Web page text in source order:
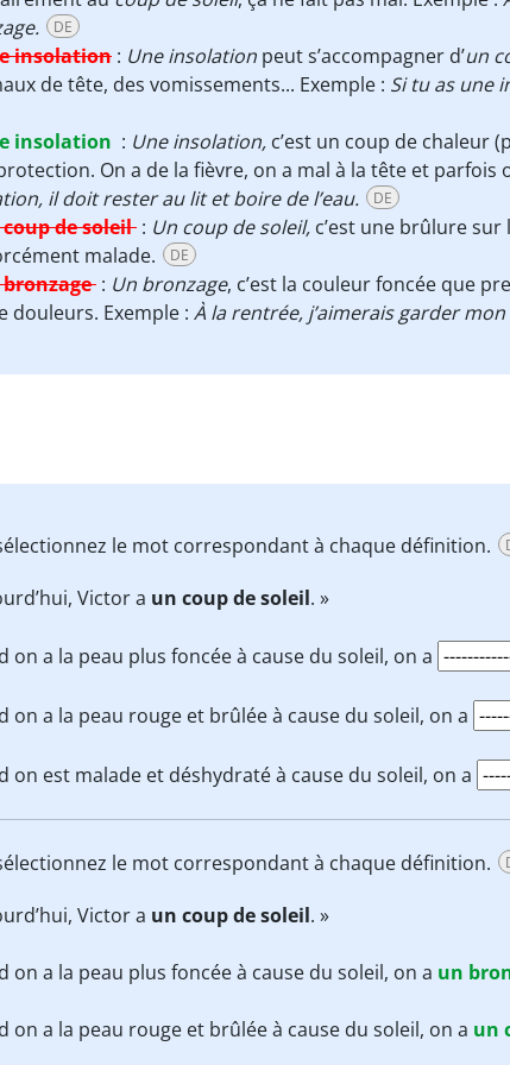
DE
insolation : Une insolation peut s’accompagner d’un
de tête, des vomissements... Exemple : Si tu as une
insolation : Une insolation, c’est un coup de chaleur
On a de la fièvre, on a mal à la tête et parfois
il doit rester au lit et boire de l’eau.
DE
de soleil : Un coup de soleil, c’est une brûlure sur
malade.
DE
: Un bronzage, c’est la couleur foncée que
douleurs. Exemple : À la rentrée, j’aimerais garder
le mot correspondant à chaque définition.
Victor a un coup de soleil. »
on a la peau plus foncée à cause du soleil, on a
on a la peau rouge et brûlée à cause du soleil, on a
on est malade et déshydraté à cause du soleil, on a
le mot correspondant à chaque définition.
Victor a un coup de soleil. »
on a la peau plus foncée à cause du soleil, on a un
on a la peau rouge et brûlée à cause du soleil, on a un